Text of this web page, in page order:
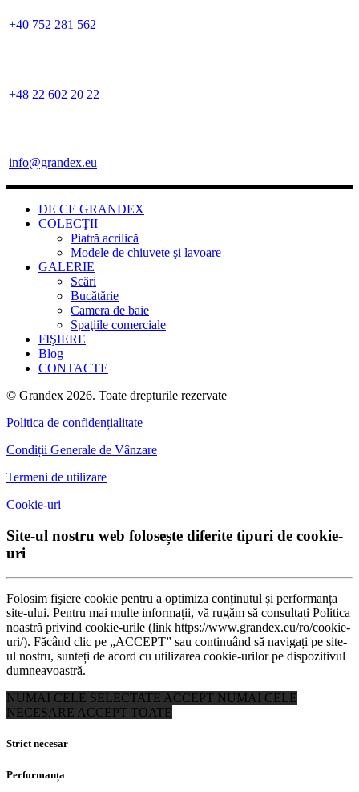
+40 752 281 562
+48 22 602 20 22
info@grandex.eu
DE CE GRANDEX
COLECŢII
Piatră acrilică
Modele de chiuvete şi lavoare
GALERIE
Scări
Bucătărie
Camera de baie
Spaţiile comerciale
FIŞIERE
Blog
CONTACTE
© Grandex 2026. Toate drepturile rezervate
Politica de confidențialitate
Condiții Generale de Vânzare
Termeni de utilizare
Cookie-uri
Site-ul nostru web folosește diferite tipuri de cookie-
uri
Folosim fişiere cookie pentru a optimiza conținutul și performanța
site-ului. Pentru mai multe informații, vă rugăm să consultați Politica
noastră privind cookie-urile (link https://www.grandex.eu/ro/cookie-
uri/). Făcând clic pe „ACCEPT” sau continuând să navigați pe site-
ul nostru, sunteți de acord cu utilizarea cookie-urilor pe dispozitivul
dumneavoastră.
NUMAI CELE SELECTATE ACCEPT NUMAI CELE
NECESARE ACCEPT TOATE
Strict necesar
Performanța